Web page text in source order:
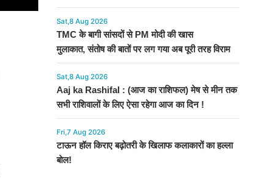
Sat,8 Aug 2026
TMC के बागी सांसदों से PM मोदी की खास
मुलाकात, संतोष की बातों पर लग गया अब पूरी तरह विराम
Sat,8 Aug 2026
Aaj ka Rashifal : (आज का राशिफल) मेष से मीन तक
सभी राशिवालों के लिए ऐसा रहेगा आज का दिन !
Fri,7 Aug 2026
टाऊन हॉल किराए बढ़ोतरी के खिलाफ कलाकारों का हल्ला
बोल!